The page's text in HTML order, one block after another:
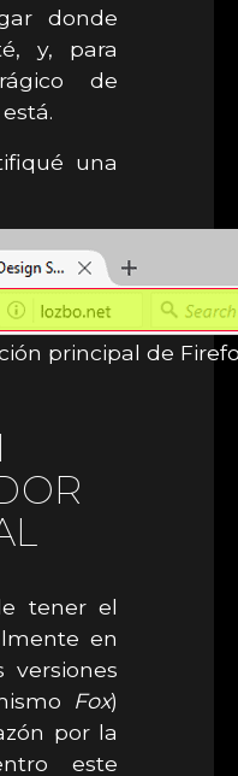
donde
y, para
de
una
principal de
tener el
en
Fox)
por la
este